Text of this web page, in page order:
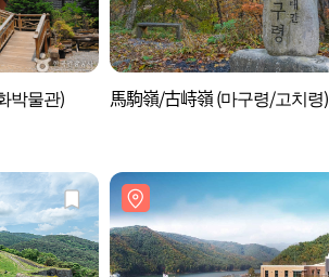
박물관) 馬駒嶺/古峙嶺 (마구령/고치령)